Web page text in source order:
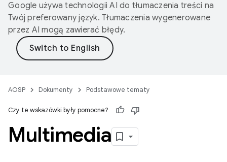
Google używa technologii AI do tłumaczenia treści na
Twój preferowany język. Tłumaczenia wygenerowane
przez AI mogą zawierać błędy.
AOSP Dokumenty Podstawowe tematy
Czy te wskazówki były pomocne?
Multimedia